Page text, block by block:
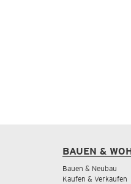
BAUEN &
Bauen & Neubau
Kaufen & Verkaufen